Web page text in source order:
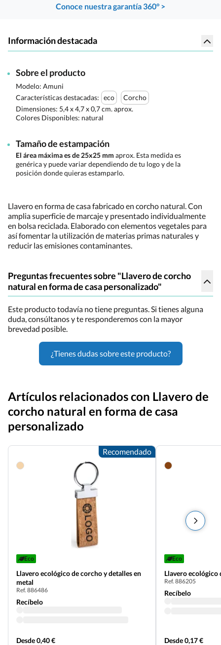
Conoce nuestra garantía 360° >
Información destacada
Sobre el producto
Modelo: Amuni
Características destacadas: eco
Corcho
Dimensiones: 5,4 x 4,7 x 0,7 cm. aprox.
Colores Disponibles: natural
Tamaño de estampación
El área máxima es de 25x25 mm aprox. Esta medida es
genérica y puede variar dependiendo de tu logo y de la
posición donde quieras estamparlo.
Llavero en forma de casa fabricado en corcho natural. Con
amplia superficie de marcaje y presentado individualmente
en bolsa reciclada. Elaborado con elementos vegetales para
así fomentar la utilización de materias primas naturales y
reducir las emisiones contaminantes.
Preguntas frecuentes sobre "Llavero de corcho
natural en forma de casa personalizado"
Este producto todavía no tiene preguntas. Si tienes alguna
duda, consúltanos y te responderemos con la mayor
brevedad posible.
¿Tienes dudas sobre este producto?
Artículos relacionados con Llavero de
corcho natural en forma de casa
personalizado
Recomendado
Eco
Llavero ecológico de corcho y detalles en
metal
Ref. 886486
Recíbelo
Desde 0,40 €
Eco
Llavero
Ref. 886205
Recíbelo
Desde 0,17 €